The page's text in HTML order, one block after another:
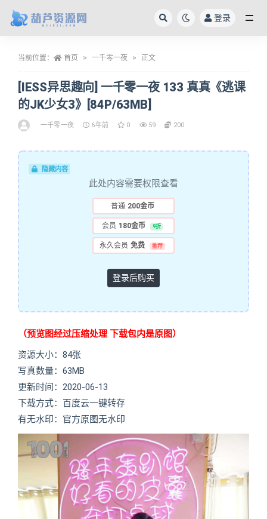
登录
当前位置： 首页 一千零一夜 正文
[IESS异思趣向] 一千零一夜 133 真真《逃课
的JK少女3》[84P/63MB]
一千零一夜 6年前 0 59 200
隐藏内容
此处内容需要权限查看
普通 200金币
会员 180金币 9折
永久会员 免费 推荐
登录后购买
（预览图经过压缩处理 下载包内是原图）
资源大小：84张
写真数量：63MB
更新时间：2020-06-13
下载方式：百度云一键转存
有无水印：官方原图无水印